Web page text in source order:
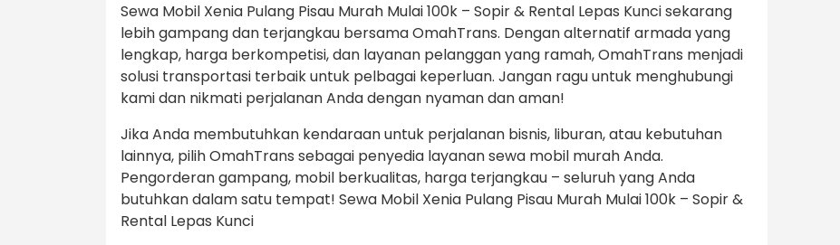
Sewa Mobil Xenia Pulang Pisau Murah Mulai 100k – Sopir & Rental Lepas Kunci sekarang
lebih gampang dan terjangkau bersama OmahTrans. Dengan alternatif armada yang
lengkap, harga berkompetisi, dan layanan pelanggan yang ramah, OmahTrans menjadi
solusi transportasi terbaik untuk pelbagai keperluan. Jangan ragu untuk menghubungi
kami dan nikmati perjalanan Anda dengan nyaman dan aman!
Jika Anda membutuhkan kendaraan untuk perjalanan bisnis, liburan, atau kebutuhan
lainnya, pilih OmahTrans sebagai penyedia layanan sewa mobil murah Anda.
Pengorderan gampang, mobil berkualitas, harga terjangkau – seluruh yang Anda
butuhkan dalam satu tempat! Sewa Mobil Xenia Pulang Pisau Murah Mulai 100k – Sopir &
Rental Lepas Kunci